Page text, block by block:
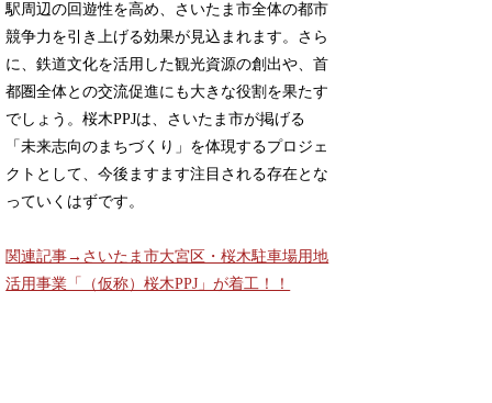
駅周辺の回遊性を高め、さいたま市全体の都市
競争力を引き上げる効果が見込まれます。さら
に、鉄道文化を活用した観光資源の創出や、首
都圏全体との交流促進にも大きな役割を果たす
でしょう。桜木PPJは、さいたま市が掲げる
「未来志向のまちづくり」を体現するプロジェ
クトとして、今後ますます注目される存在とな
っていくはずです。
関連記事→さいたま市大宮区・桜木駐車場用地
活用事業「（仮称）桜木PPJ」が着工！！